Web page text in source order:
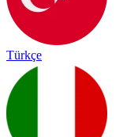
Türkçe